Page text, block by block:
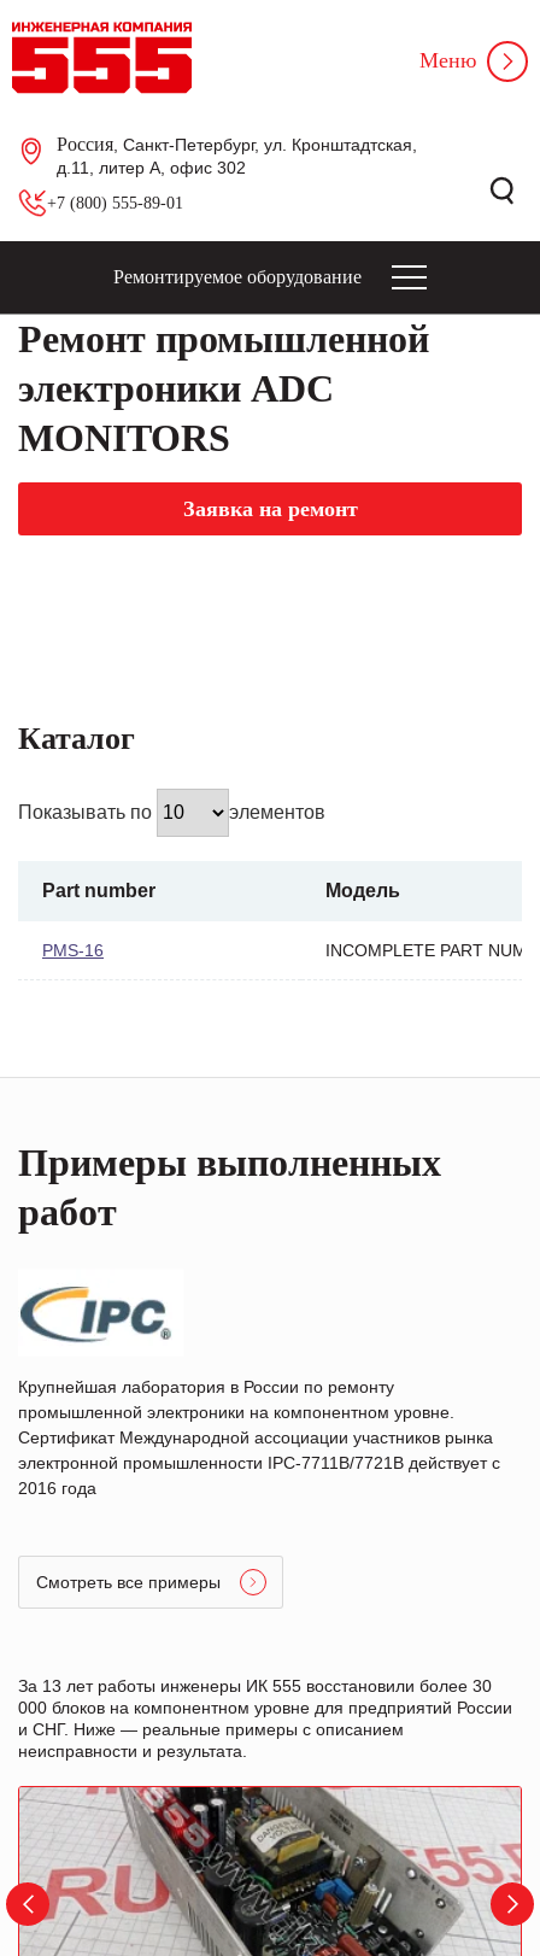
Россия , Санкт-Петербург, ул. Кронштадтская,
д.11, литер А, офис 302
+7 (800) 555-89-01
Меню
Ремонтируемое оборудование
Ремонт промышленной
электроники ADC
MONITORS
Заявка на ремонт
Каталог
Показывать по элементов
Part number Модель
PMS-16 INCOMPLETE PART
Примеры выполненных
работ
Крупнейшая лаборатория в России по ремонту
промышленной электроники на компонентном уровне.
Сертификат Международной ассоциации участников рынка
электронной промышленности IPC-7711B/7721B действует с
2016 года
Смотреть все примеры
За 13 лет работы инженеры ИК 555 восстановили более 30
000 блоков на компонентном уровне для предприятий России
и СНГ. Ниже — реальные примеры с описанием
неисправности и результата.